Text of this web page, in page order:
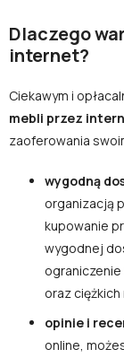
Dlaczego
internet?
Ciekawym i
mebli przez
zaoferowania
wygodną
organizacją
kupowanie
wygodnej
oraz ciężkich
opinie i
online,